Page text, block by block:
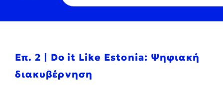
Επ. 2 | Do it Like Estonia: Ψηφιακή
διακυβέρνηση